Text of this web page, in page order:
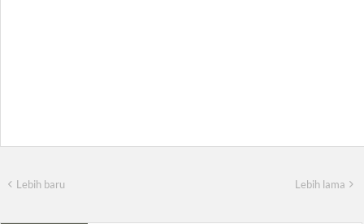
Lebih baru Lebih lama